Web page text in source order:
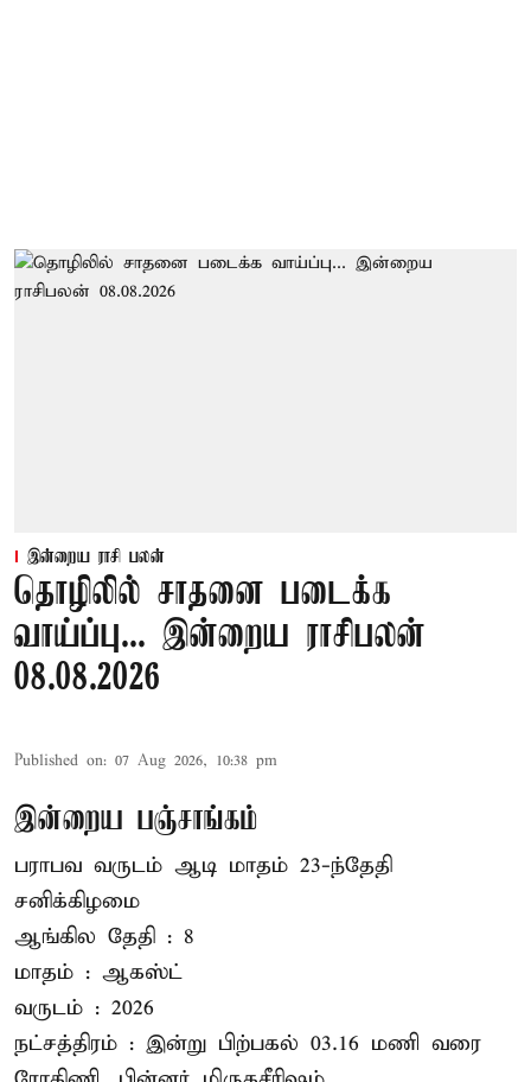
இன்றைய ராசி பலன்
தொழிலில் சாதனை படைக்க
வாய்ப்பு... இன்றைய ராசிபலன்
08.08.2026
Published on: 07 Aug 2026, 10:38 pm
இன்றைய பஞ்சாங்கம்
பராபவ வருடம் ஆடி மாதம் 23-ந்தேதி
சனிக்கிழமை
ஆங்கில தேதி : 8
மாதம் : ஆகஸ்ட்
வருடம் : 2026
நட்சத்திரம் : இன்று பிற்பகல் 03.16 மணி வரை